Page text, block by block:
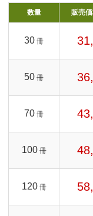
数量 販売価
30 冊
50 冊
70 冊
100 冊
120 冊